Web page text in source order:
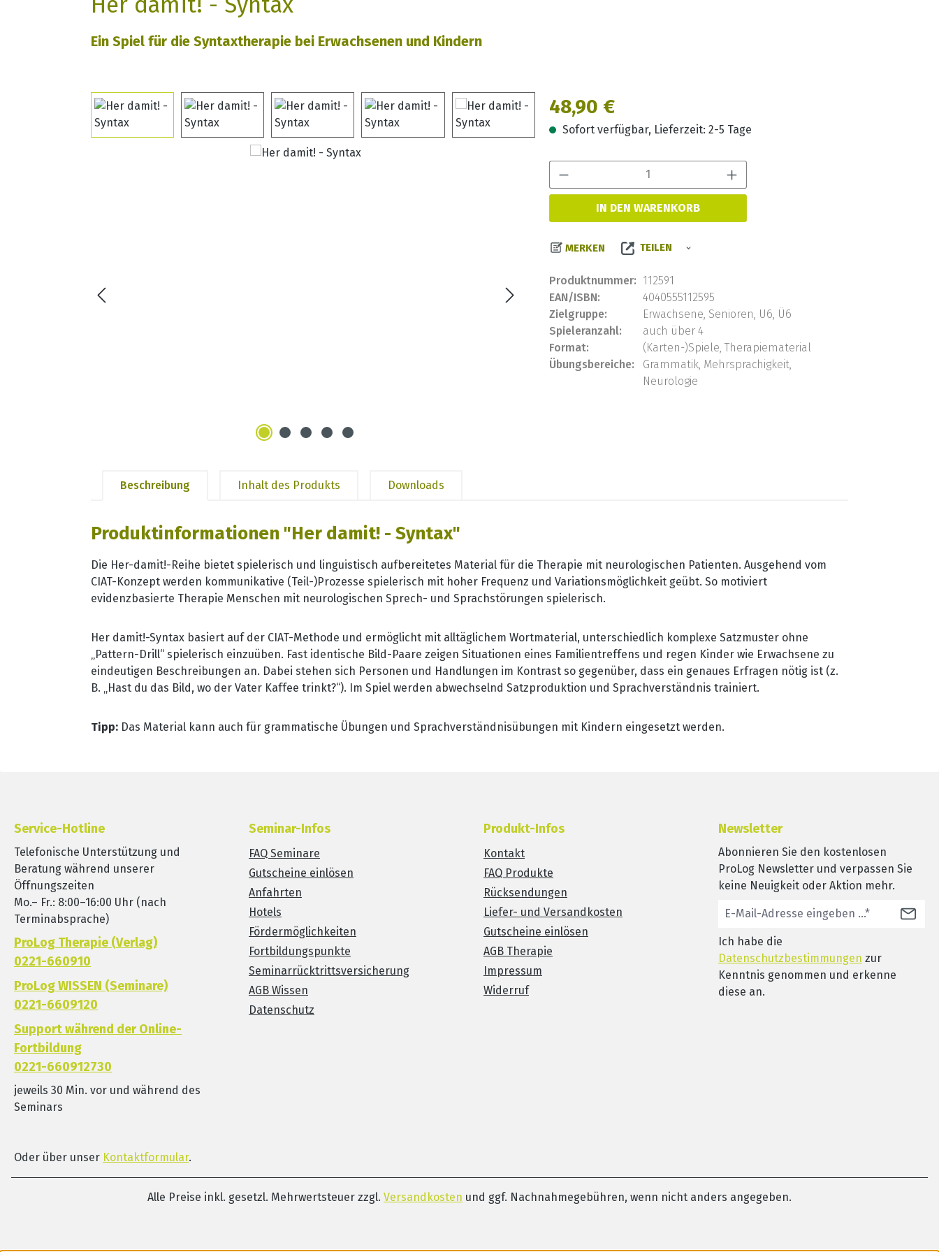
Ein Spiel für die Syntaxtherapie bei Erwachsenen und Kindern
Bildergalerie überspringen Regulärer Preis:
48,90 €
Sofort verfügbar, Lieferzeit: 2-5 Tage
IN DEN WARENKORB
MERKEN TEILEN
Produktnummer: 112591
EAN/ISBN:
4040555112595
Zielgruppe:
Erwachsene, Senioren, U6, Ü6
Spieleranzahl:
auch über 4
Format:
(Karten-)Spiele, Therapiematerial
Übungsbereiche:
Grammatik, Mehrsprachigkeit,
Neurologie
Beschreibung Inhalt des Produkts Downloads
Produktinformationen "Her damit! - Syntax"
Die Her-damit!-Reihe bietet spielerisch und linguistisch aufbereitetes Material für die Therapie mit neurologischen Patienten. Ausgehend vom
CIAT-Konzept werden kommunikative (Teil-)Prozesse spielerisch mit hoher Frequenz und Variationsmöglichkeit geübt. So motiviert
evidenzbasierte Therapie Menschen mit neurologischen Sprech- und Sprachstörungen spielerisch.
Her damit!-Syntax basiert auf der CIAT-Methode und ermöglicht mit alltäglichem Wortmaterial, unterschiedlich komplexe Satzmuster ohne
„Pattern-Drill“ spielerisch einzuüben. Fast identische Bild-Paare zeigen Situationen eines Familientreffens und regen Kinder wie Erwachsene zu
eindeutigen Beschreibungen an. Dabei stehen sich Personen und Handlungen im Kontrast so gegenüber, dass ein genaues Erfragen nötig ist (z.
B. „Hast du das Bild, wo der Vater Kaffee trinkt?“). Im Spiel werden abwechselnd Satzproduktion und Sprachverständnis trainiert.
Tipp: Das Material kann auch für grammatische Übungen und Sprachverständnisübungen mit Kindern eingesetzt werden.
Service-Hotline
Telefonische Unterstützung und
Beratung während unserer
Öffnungszeiten
Mo.– Fr.: 8:00–16:00 Uhr (nach
Terminabsprache)
ProLog Therapie (Verlag)
0221-660910
ProLog WISSEN (Seminare)
0221-6609120
Support während der Online-
Fortbildung
0221-660912730
jeweils 30 Min. vor und während des
Seminars
Oder über unser Kontaktformular.
Seminar-Infos
FAQ Seminare
Gutscheine einlösen
Anfahrten
Hotels
Fördermöglichkeiten
Fortbildungspunkte
Seminarrücktrittsversicherung
AGB Wissen
Datenschutz
Produkt-Infos
Kontakt
FAQ Produkte
Rücksendungen
Liefer- und Versandkosten
Gutscheine einlösen
AGB Therapie
Impressum
Widerruf
Newsletter
Abonnieren Sie den kostenlosen
ProLog Newsletter und verpassen Sie
keine Neuigkeit oder Aktion mehr.
Ich habe die
Datenschutzbestimmungen zur
Kenntnis genommen und erkenne
diese an.
Alle Preise inkl. gesetzl. Mehrwertsteuer zzgl. Versandkosten und ggf. Nachnahmegebühren, wenn nicht anders angegeben.